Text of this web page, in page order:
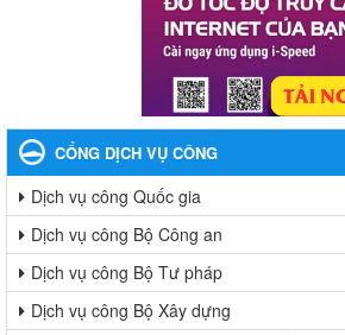
CỔNG DỊCH VỤ CÔNG
Dịch vụ công Quốc gia
Dịch vụ công Bộ Công an
Dịch vụ công Bộ Tư pháp
Dịch vụ công Bộ Xây dựng